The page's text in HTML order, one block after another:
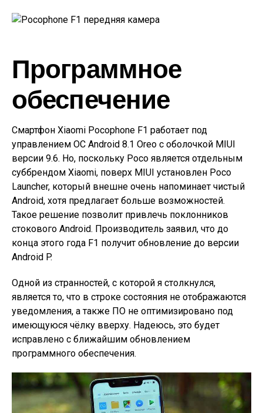
Программное
обеспечение
Смартфон Xiaomi Pocophone F1 работает под
управлением ОС Android 8.1 Oreo с оболочкой MIUI
версии 9.6. Но, поскольку Poco является отдельным
суббрендом Xiaomi, поверх MIUI установлен Poco
Launcher, который внешне очень напоминает чистый
Android, хотя предлагает больше возможностей.
Такое решение позволит привлечь поклонников
стокового Android. Производитель заявил, что до
конца этого года F1 получит обновление до версии
Android P.
Одной из странностей, с которой я столкнулся,
является то, что в строке состояния не отображаются
уведомления, а также ПО не оптимизировано под
имеющуюся чёлку вверху. Надеюсь, это будет
исправлено с ближайшим обновлением
программного обеспечения.